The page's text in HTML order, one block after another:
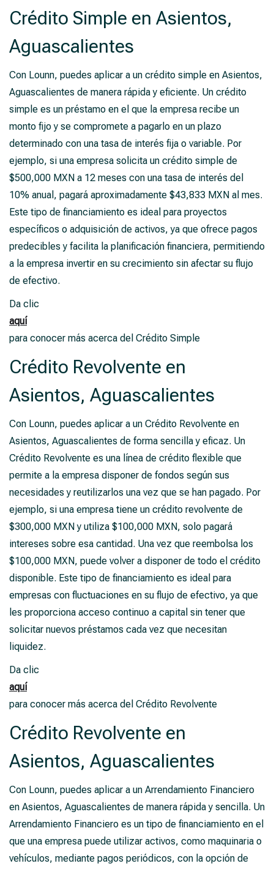
Crédito Simple en Asientos,
Aguascalientes
Con Lounn, puedes aplicar a un crédito simple en Asientos,
Aguascalientes de manera rápida y eficiente. Un crédito
simple es un préstamo en el que la empresa recibe un
monto fijo y se compromete a pagarlo en un plazo
determinado con una tasa de interés fija o variable. Por
ejemplo, si una empresa solicita un crédito simple de
$500,000 MXN a 12 meses con una tasa de interés del
10% anual, pagará aproximadamente $43,833 MXN al mes.
Este tipo de financiamiento es ideal para proyectos
específicos o adquisición de activos, ya que ofrece pagos
predecibles y facilita la planificación financiera, permitiendo
a la empresa invertir en su crecimiento sin afectar su flujo
de efectivo.
Da clic
aquí
para conocer más acerca del Crédito Simple
Crédito Revolvente en
Asientos, Aguascalientes
Con Lounn, puedes aplicar a un Crédito Revolvente en
Asientos, Aguascalientes de forma sencilla y eficaz. Un
Crédito Revolvente es una línea de crédito flexible que
permite a la empresa disponer de fondos según sus
necesidades y reutilizarlos una vez que se han pagado. Por
ejemplo, si una empresa tiene un crédito revolvente de
$300,000 MXN y utiliza $100,000 MXN, solo pagará
intereses sobre esa cantidad. Una vez que reembolsa los
$100,000 MXN, puede volver a disponer de todo el crédito
disponible. Este tipo de financiamiento es ideal para
empresas con fluctuaciones en su flujo de efectivo, ya que
les proporciona acceso continuo a capital sin tener que
solicitar nuevos préstamos cada vez que necesitan
liquidez.
Da clic
aquí
para conocer más acerca del Crédito Revolvente
Crédito Revolvente en
Asientos, Aguascalientes
Con Lounn, puedes aplicar a un Arrendamiento Financiero
en Asientos, Aguascalientes de manera rápida y sencilla. Un
Arrendamiento Financiero es un tipo de financiamiento en el
que una empresa puede utilizar activos, como maquinaria o
vehículos, mediante pagos periódicos, con la opción de